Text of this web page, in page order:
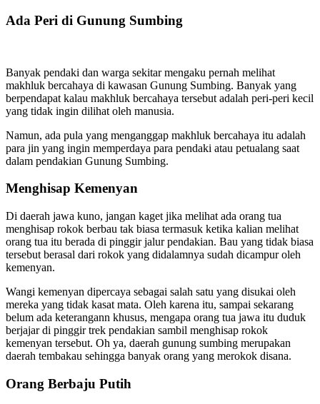
Ada Peri di Gunung Sumbing
Banyak pendaki dan warga sekitar mengaku pernah melihat
makhluk bercahaya di kawasan Gunung Sumbing. Banyak yang
berpendapat kalau makhluk bercahaya tersebut adalah peri-peri kecil
yang tidak ingin dilihat oleh manusia.
Namun, ada pula yang menganggap makhluk bercahaya itu adalah
para jin yang ingin memperdaya para pendaki atau petualang saat
dalam pendakian Gunung Sumbing.
Menghisap Kemenyan
Di daerah jawa kuno, jangan kaget jika melihat ada orang tua
menghisap rokok berbau tak biasa termasuk ketika kalian melihat
orang tua itu berada di pinggir jalur pendakian. Bau yang tidak biasa
tersebut berasal dari rokok yang didalamnya sudah dicampur oleh
kemenyan.
Wangi kemenyan dipercaya sebagai salah satu yang disukai oleh
mereka yang tidak kasat mata. Oleh karena itu, sampai sekarang
belum ada keterangann khusus, mengapa orang tua jawa itu duduk
berjajar di pinggir trek pendakian sambil menghisap rokok
kemenyan tersebut. Oh ya, daerah gunung sumbing merupakan
daerah tembakau sehingga banyak orang yang merokok disana.
Orang Berbaju Putih